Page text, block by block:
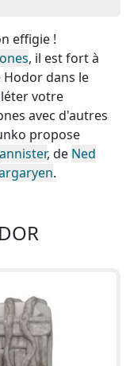
effigie !
, il est fort à
dans le
votre
avec d'autres
propose
, de Ned
.